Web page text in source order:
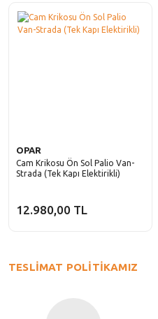
OPAR
Cam Krikosu Ön Sol Palio Van-
Strada (Tek Kapı Elektirikli)
12.980,00 TL
TESLİMAT POLİTİKAMIZ